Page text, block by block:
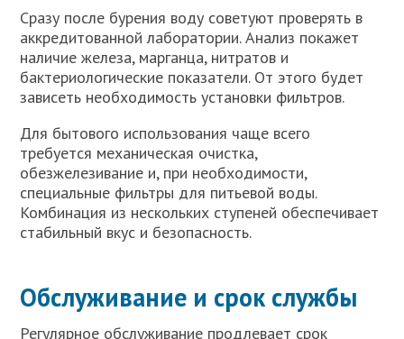
Сразу после бурения воду советуют проверять в
аккредитованной лаборатории. Анализ покажет
наличие железа, марганца, нитратов и
бактериологические показатели. От этого будет
зависеть необходимость установки фильтров.
Для бытового использования чаще всего
требуется механическая очистка,
обезжелезивание и, при необходимости,
специальные фильтры для питьевой воды.
Комбинация из нескольких ступеней обеспечивает
стабильный вкус и безопасность.
Обслуживание и срок службы
Регулярное обслуживание продлевает срок